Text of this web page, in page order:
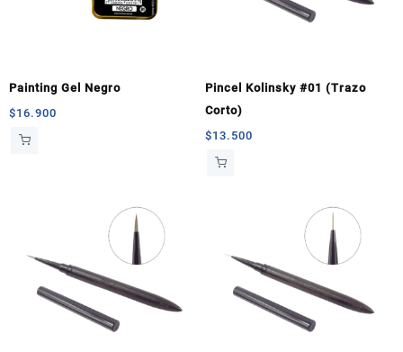
Painting Gel Negro
$16.900
Pincel Kolinsky #01 (Trazo
Corto)
$13.500